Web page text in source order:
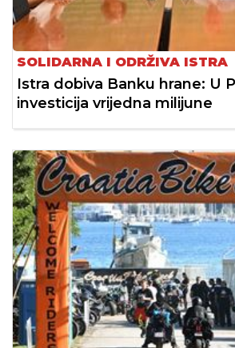
SOLIDARNA I ODRŽIVA ISTRA
Istra dobiva Banku hrane: U
investicija vrijedna milijune